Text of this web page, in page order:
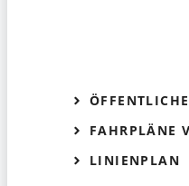
FAHRPLÄNE
LINIENPLAN